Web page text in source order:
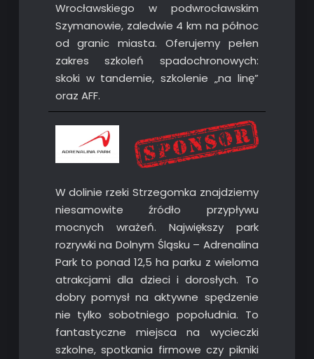
Wrocławskiego w podwrocławskim
Szymanowie, zaledwie 4 km na północ
od granic miasta. Oferujemy pełen
zakres szkoleń spadochronowych:
skoki w tandemie, szkolenie „na linę”
oraz AFF.
W dolinie rzeki Strzegomka znajdziemy
niesamowite źródło przypływu
mocnych wrażeń. Największy park
rozrywki na Dolnym Śląsku – Adrenalina
Park to ponad 12,5 ha parku z wieloma
atrakcjami dla dzieci i dorosłych. To
dobry pomysł na aktywne spędzenie
nie tylko sobotniego popołudnia. To
fantastyczne miejsca na wycieczki
szkolne, spotkania firmowe czy pikniki